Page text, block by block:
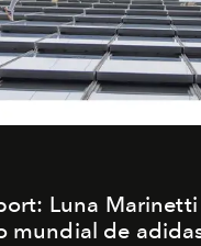
Luna
mundial de